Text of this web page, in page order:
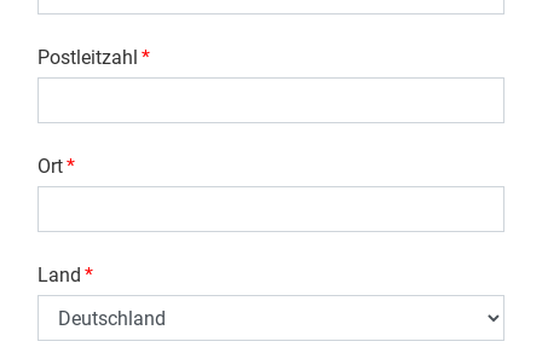
Postleitzahl *
Ort*
Land *